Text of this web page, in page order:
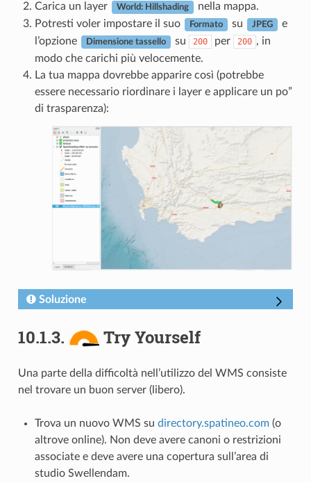
Carica un layer World: Hillshading
nella mappa.
Potresti voler impostare il suo
Formato su JPEG
e
l’opzione
Dimensione tassello su 200 per 200 , in
modo che carichi più velocemente.
La tua mappa dovrebbe apparire così (potrebbe
essere necessario riordinare i layer e applicare un po”
di trasparenza):
Soluzione
10.1.3. Try Yourself
Una parte della difficoltà nell’utilizzo del WMS consiste
nel trovare un buon server (libero).
Trova un nuovo WMS su directory.spatineo.com(o
altrove online). Non deve avere canoni o restrizioni
associate e deve avere una copertura sull’area di
studio Swellendam.